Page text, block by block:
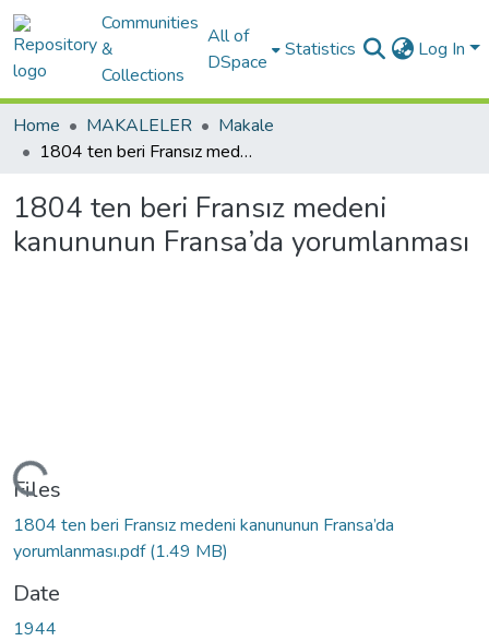
Communities
&
Collections
All of
DSpace
Statistics Log In
Home MAKALELER
Makale
1804 ten beri Fransız medeni kanununun Fransa’da yorumlanması
1804 ten beri Fransız medeni
kanununun Fransa’da yorumlanması
Loading...
Files
1804 ten beri Fransız medeni kanununun Fransa’da
yorumlanması.pdf(1.49 MB)
Date
1944